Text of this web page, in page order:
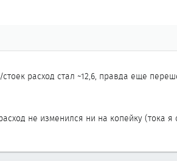
расход стал ~12,6, правда еще
не изменился ни на копейку (тока я